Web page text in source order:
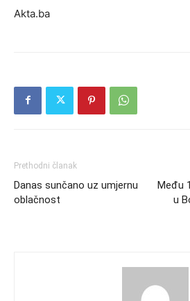
Akta.ba
Prethodni članak
Danas sunčano uz umjernu
oblačnost
Među
u